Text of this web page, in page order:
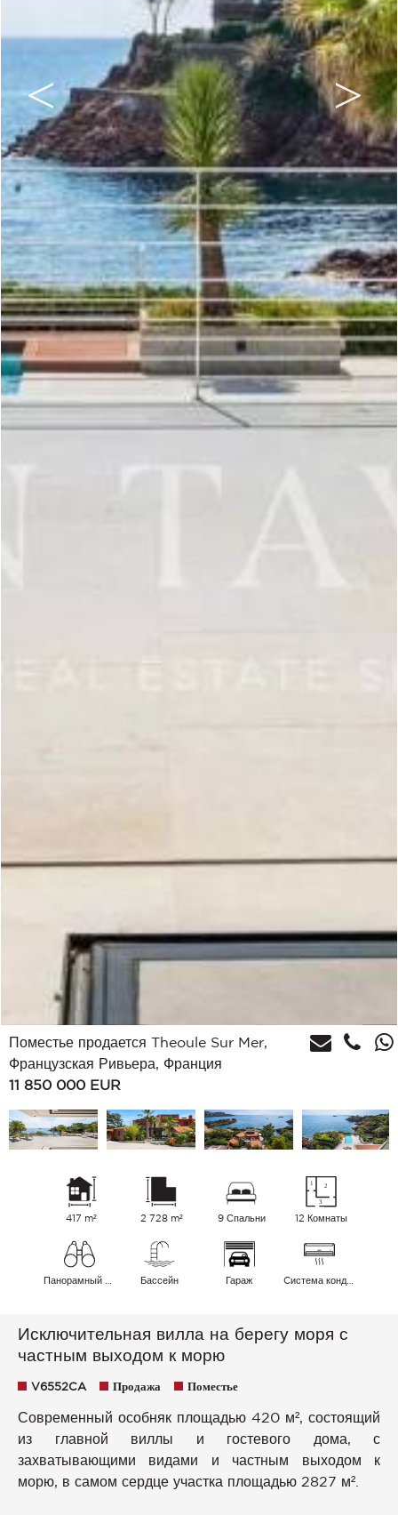
Поместье продается Theoule Sur Mer,
Французская Ривьера, Франция
11 850 000 EUR
417 m² 2 728 m² 9 Спальни 12 Комнаты
Бассейн Гараж
Исключительная вилла на берегу моря с
частным выходом к морю
V6552CA Продажа Поместье
Современный особняк площадью 420 м², состоящий
из главной виллы и гостевого дома, с
захватывающими видами и частным выходом к
морю, в самом сердце участка площадью 2827 м².